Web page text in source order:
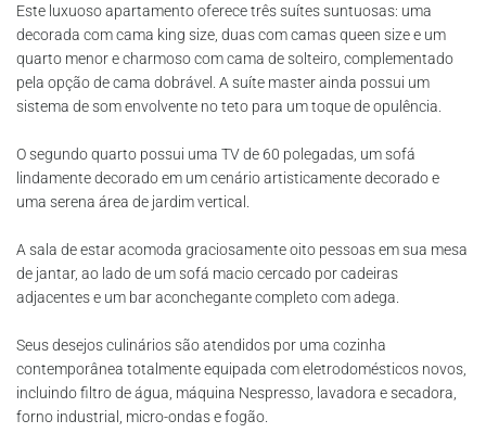
Este luxuoso apartamento oferece três suítes suntuosas: uma
decorada com cama king size, duas com camas queen size e um
quarto menor e charmoso com cama de solteiro, complementado
pela opção de cama dobrável. A suíte master ainda possui um
sistema de som envolvente no teto para um toque de opulência.
O segundo quarto possui uma TV de 60 polegadas, um sofá
lindamente decorado em um cenário artisticamente decorado e
uma serena área de jardim vertical.
A sala de estar acomoda graciosamente oito pessoas em sua mesa
de jantar, ao lado de um sofá macio cercado por cadeiras
adjacentes e um bar aconchegante completo com adega.
Seus desejos culinários são atendidos por uma cozinha
contemporânea totalmente equipada com eletrodomésticos novos,
incluindo filtro de água, máquina Nespresso, lavadora e secadora,
forno industrial, micro-ondas e fogão.